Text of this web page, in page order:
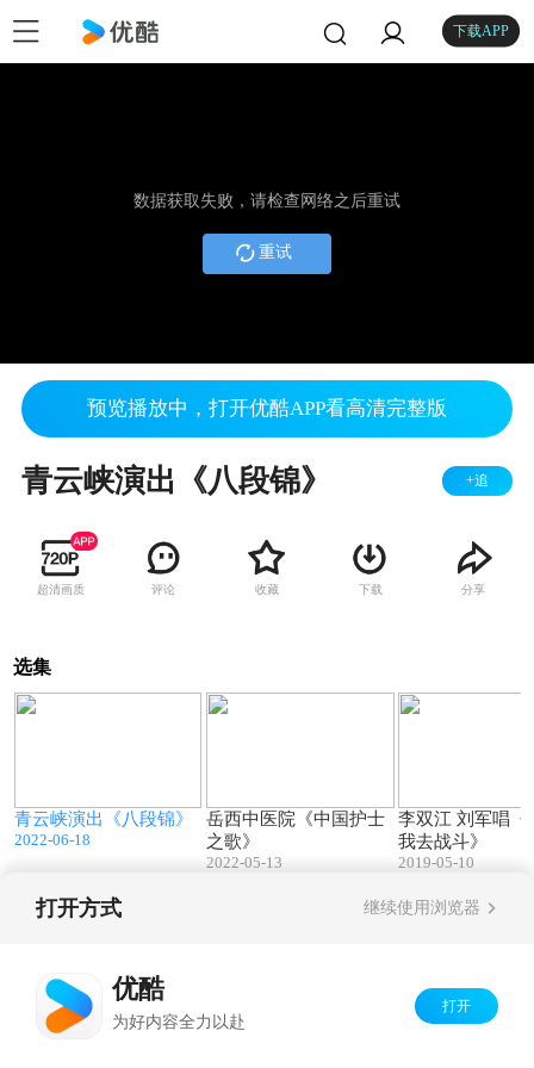
下载APP
数据获取失败，请检查网络之后重试
重试
预览播放中，打开优酷APP看高清完整版
青云峡演出《八段锦》 +追
超清画质 评论 收藏 下载 分享
选集
青云峡演出《八段锦》
2022-06-18
岳西中医院《中国护士
之歌》
2022-05-13
李双江 刘军唱《
我去战斗》
2019-05-10
打开方式 继续使用浏览器
优酷
为好内容全力以赴
打开